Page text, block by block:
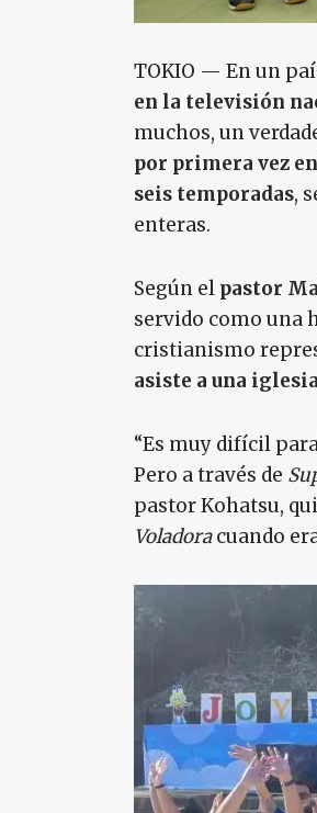
TOKIO — En un
en la televisión
muchos, un
por primera vez
seis temporadas,
enteras.
Según el pastor
servido como una
cristianismo
asiste a una iglesia
“Es muy difícil
Pero a través de
pastor Kohatsu,
Voladoracuando